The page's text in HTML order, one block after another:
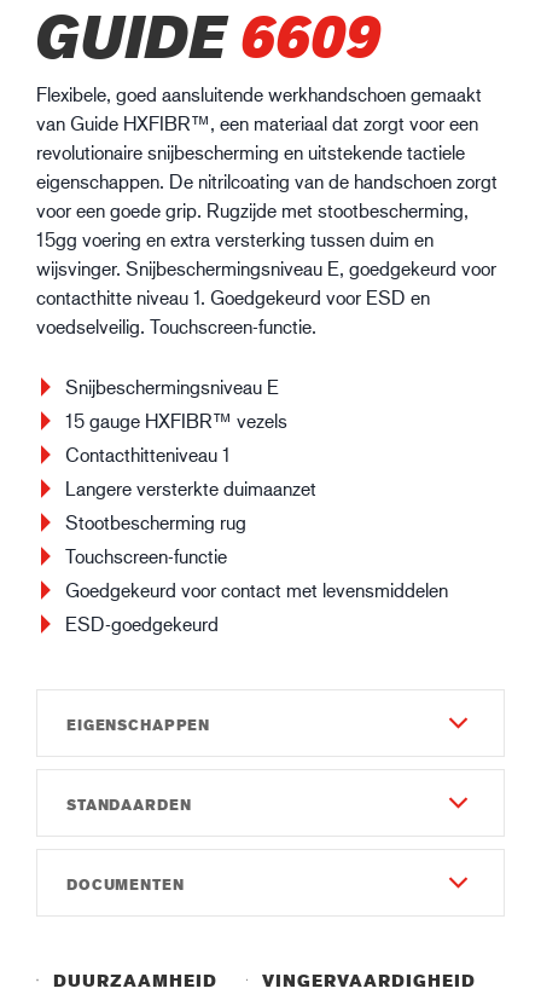
GUIDE6609
Flexibele, goed aansluitende werkhandschoen gemaakt
van Guide HXFIBR™, een materiaal dat zorgt voor een
revolutionaire snijbescherming en uitstekende tactiele
eigenschappen. De nitrilcoating van de handschoen zorgt
voor een goede grip. Rugzijde met stootbescherming,
15gg voering en extra versterking tussen duim en
wijsvinger. Snijbeschermingsniveau E, goedgekeurd voor
contacthitte niveau 1. Goedgekeurd voor ESD en
voedselveilig. Touchscreen-functie.
Snijbeschermingsniveau E
15 gauge HXFIBR™ vezels
Contacthitteniveau 1
Langere versterkte duimaanzet
Stootbescherming rug
Touchscreen-functie
Goedgekeurd voor contact met levensmiddelen
ESD-goedgekeurd
EIGENSCHAPPEN
Duurzaamheid
8
Vingervaardigheid
7
Gauge
STANDAARDEN
4X43EP
R:2,7x10⁶-3,2x10⁶Ω
DOCUMENTEN
Instruction of use GUIDE 6609.pdf
DUURZAAMHEID VINGERVAARDIGHEID